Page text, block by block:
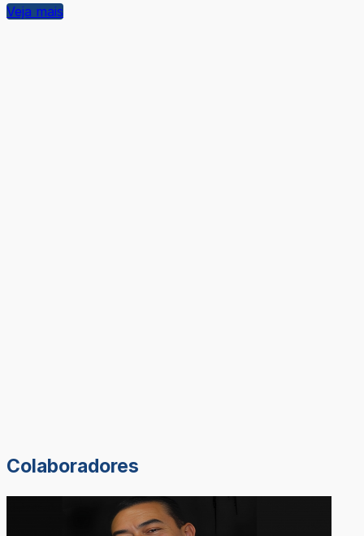
Veja mais
Colaboradores